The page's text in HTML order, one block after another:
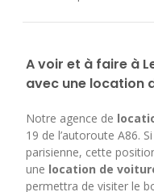
A voir et à faire à
avec une location
Notre agence de
19 de l’autoroute A86.
parisienne, cette
une location de
permettra de visiter le